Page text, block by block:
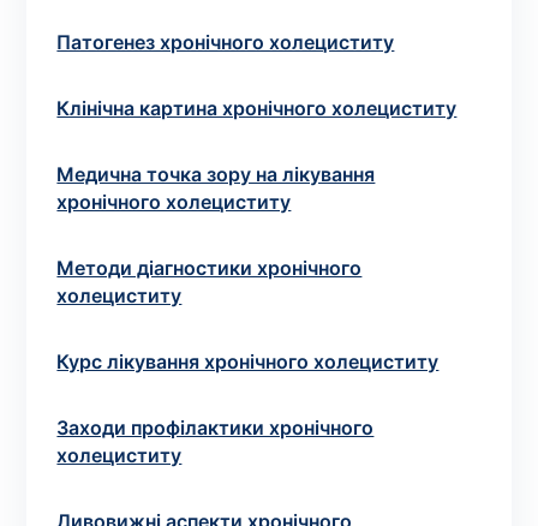
Патогенез хронічного холециститу
Клінічна картина хронічного холециститу
Медична точка зору на лікування
хронічного холециститу
Методи діагностики хронічного
холециститу
Курс лікування хронічного холециститу
Заходи профілактики хронічного
холециститу
Дивовижні аспекти хронічного
потрібний. Виняток становлять мазки та
виконує лікар – необхідийзапис до фахівця
Аналіз вдома
Номер телефону